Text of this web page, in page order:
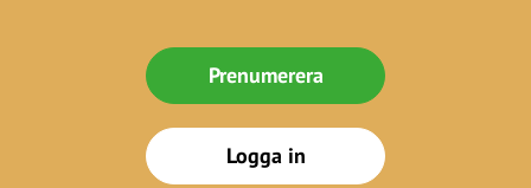
Prenumerera
Logga in